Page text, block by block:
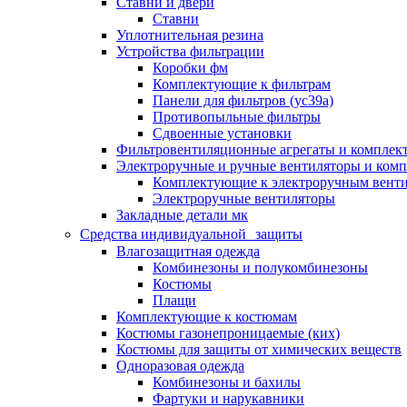
Ставни
Уплотнительная резина
Устройства фильтрации
Коробки фм
Комплектующие к фильтрам
Панели для фильтров (ус39а)
Противопыльные фильтры
Сдвоенные установки
Фильтровентиляционные агрегаты и
Электроручные и ручные вентиляторы и
Комплектующие к электроручным
Электроручные вентиляторы
Закладные детали мк
Средства индивидуальной защиты
Влагозащитная одежда
Комбинезоны и полукомбинезоны
Костюмы
Плащи
Комплектующие к костюмам
Костюмы газонепроницаемые (ких)
Костюмы для защиты от химических веществ
Одноразовая одежда
Комбинезоны и бахилы
Фартуки и нарукавники